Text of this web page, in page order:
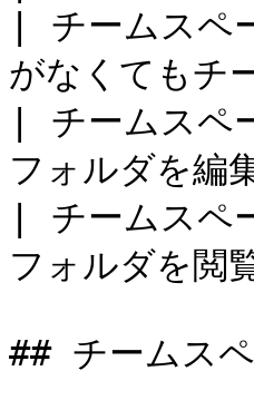
| チームスペ
がなくてもチ
| チームスペ
フォルダを
| チームスペ
フォルダを
## チームス